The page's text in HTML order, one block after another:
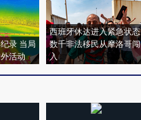
录 当局
活动
西班牙休达进入紧急状态
数千非法移民从摩洛哥闯
入